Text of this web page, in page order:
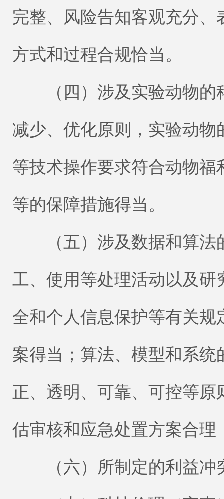
完整、风险告知客观充分
方式和过程合规恰当。
（四）涉及实验动物的
减少、优化原则，实验动
等技术操作要求符合动物
等的保障措施得当。
（五）涉及数据和算法
工、使用等处理活动以及
全和个人信息保护等有关
案得当；算法、模型和系
正、透明、可靠、可控等
估审核和应急处置方案合
（六）所制定的利益冲